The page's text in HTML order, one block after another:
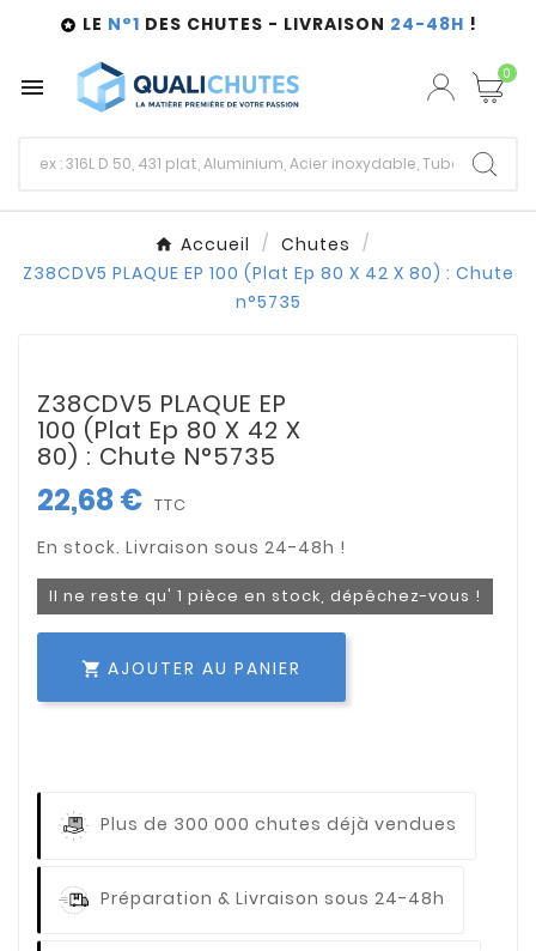
 LE N°1 DES CHUTES - LIVRAISON 24-48H !
 0
Accueil
Chutes
Z38CDV5 PLAQUE EP 100 (Plat Ep 80 X 42 X 80) : Chute
n°5735
Z38CDV5 PLAQUE EP
100 (Plat Ep 80 X 42 X
80) : Chute N°5735
22,68 € TTC
Il ne reste qu' 1 pièce en stock, dépêchez-vous !
 AJOUTER AU PANIER
Plus de 300 000 chutes déjà vendues
Préparation & Livraison sous 24-48h